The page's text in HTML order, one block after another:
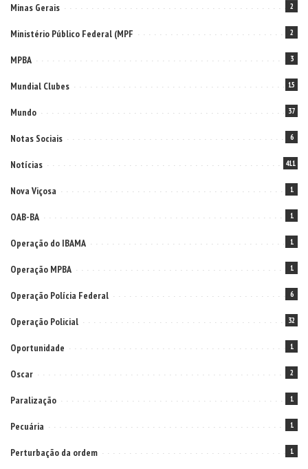
Minas Gerais 2
Ministério Público Federal (MPF 2
MPBA 3
Mundial Clubes 15
Mundo 37
Notas Sociais 6
Notícias 411
Nova Viçosa 1
OAB-BA 1
Operação do IBAMA 1
Operação MPBA 1
Operação Polícia Federal 6
Operação Policial 32
Oportunidade 1
Oscar 2
Paralização 1
Pecuária 1
Perturbação da ordem 1